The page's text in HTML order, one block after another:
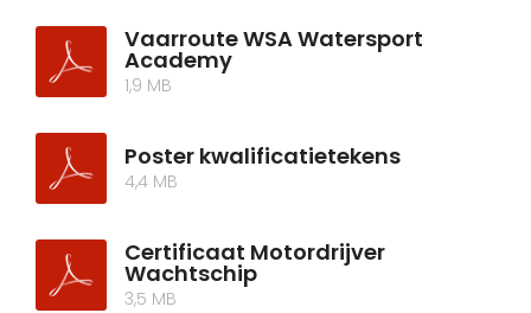
Vaarroute WSA Watersport
Academy
1,9 MB
Poster kwalificatietekens
4,4 MB
Certificaat Motordrijver
Wachtschip
3,5 MB